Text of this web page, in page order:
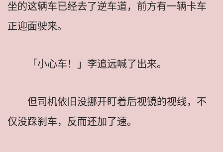
坐的这辆车已经去了逆车道，前方有一辆卡车
正迎面驶来。
「小心车！」李追远喊了出来。
但司机依旧没挪开盯着后视镜的视线，不
仅没踩刹车，反而还加了速。